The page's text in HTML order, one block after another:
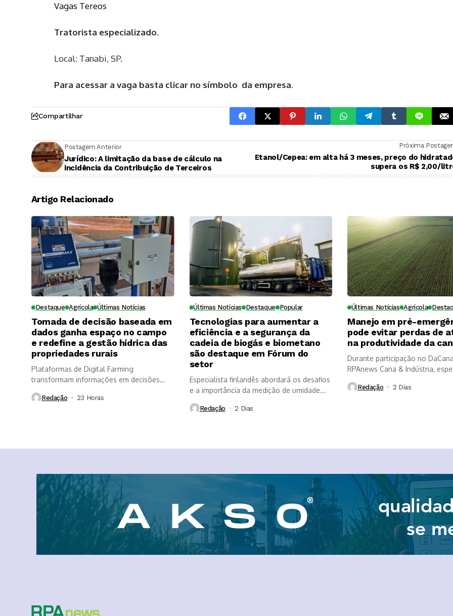
Vagas Tereos
Tratorista especializado.
Local: Tanabi, SP.
Para acessar a vaga basta clicar no símbolo da empresa.
Compartilhar
Postagem Anterior
Jurídico: A limitação da base de cálculo na
incidência da Contribuição de Terceiros
Próxima
Etanol/Cepea: em alta há 3 meses, preço do
supera os R$ 2,00/
Artigo Relacionado
Destaque Agrícola Últimas Notícias
Tomada de decisão baseada em
dados ganha espaço no campo
e redefine a gestão hídrica das
propriedades rurais
Plataformas de Digital Farming
transformam informações em decisões
Redação 23 Horas ⁮
Últimas Notícias Destaque Popular
Tecnologias para aumentar a
eficiência e a segurança da
cadeia de biogás e biometano
são destaque em Fórum do
setor
Especialista finlandês abordará os desafios
e a importância da medição de umidade...
Redação 2 Dias ⁮
Últimas Notícias Agrícola
Manejo em pré-
pode evitar perdas de
na produtividade da
Durante participação no
RPAnews Cana & Indústria,
Redação 2 Dias ⁮